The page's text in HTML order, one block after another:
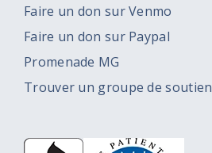
Faire un don sur Venmo
Faire un don sur Paypal
Promenade MG
Trouver un groupe de soutien